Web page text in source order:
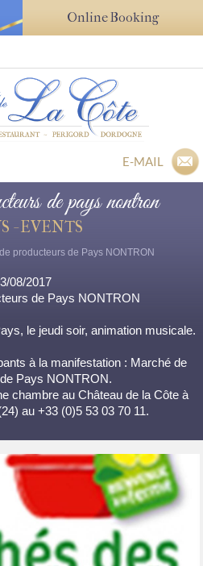
Online Booking
E-MAIL
de pays nontron
- EVENTS
producteurs de Pays NONTRON
08/2017
de Pays NONTRON
le jeudi soir, animation musicale.
à la manifestation : Marché de
Pays NONTRON.
chambre au Château de la Côte à
au +33 (0)5 53 03 70 11.